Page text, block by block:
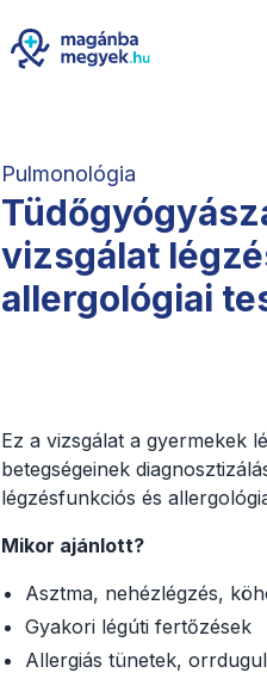
Pulmonológia
vizsgálat
allergológiai
Ez a vizsgálat a gyermekek
betegségeinek
légzésfunkciós és
Mikor ajánlott?
Asztma, nehézlégzés,
Gyakori légúti fertőzések
Allergiás tünetek,